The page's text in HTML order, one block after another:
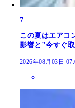
7
この夏はエア
影響と"今すぐ
2026年08月03日